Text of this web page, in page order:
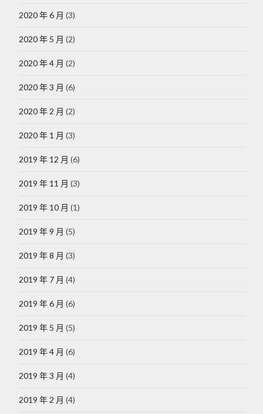
2020 年 6 月 (3)
2020 年 5 月 (2)
2020 年 4 月 (2)
2020 年 3 月 (6)
2020 年 2 月 (2)
2020 年 1 月 (3)
2019 年 12 月 (6)
2019 年 11 月 (3)
2019 年 10 月 (1)
2019 年 9 月 (5)
2019 年 8 月 (3)
2019 年 7 月 (4)
2019 年 6 月 (6)
2019 年 5 月 (5)
2019 年 4 月 (6)
2019 年 3 月 (4)
2019 年 2 月 (4)